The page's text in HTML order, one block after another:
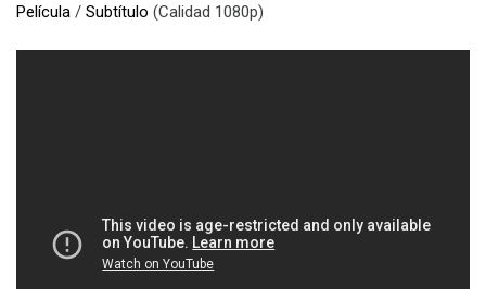
Película / Subtítulo (Calidad 1080p)